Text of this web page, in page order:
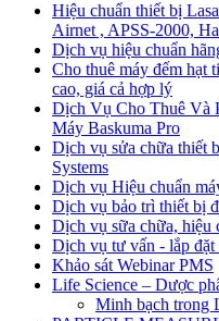
Hiệu chuẩn thiết bị
Airnet , APSS-2000,
Dịch vụ hiệu chuẩn
Cho thuê máy đếm hạt
cao, giá cả hợp lý
Dịch Vụ Cho Thuê Và
Máy Baskuma Pro
Dịch vụ sửa chữa thiết
Systems
Dịch vụ Hiệu chuẩn
Dịch vụ bảo trì thiết bị
Dịch vụ sữa chữa, hiệu
Dịch vụ tư vấn - lắp đặt
Khảo sát Webinar PMS
Life Science – Dược
Minh bạch trong